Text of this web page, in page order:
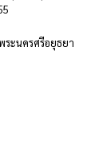
ระนครศรีอยุธยา